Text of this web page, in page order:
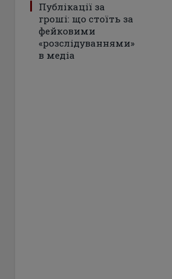
Публікації за
гроші: що стоїть за
фейковими
«розслідуваннями»
в медіа